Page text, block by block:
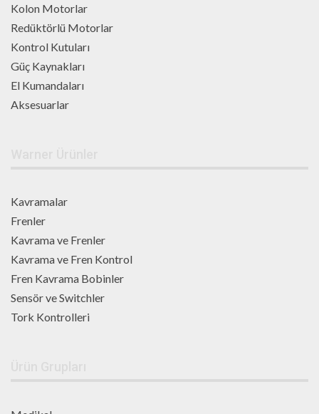
Kolon Motorlar
Redüktörlü Motorlar
Kontrol Kutuları
Güç Kaynakları
El Kumandaları
Aksesuarlar
Kavramalar
Frenler
Kavrama ve Frenler
Kavrama ve Fren Kontrol
Fren Kavrama Bobinler
Sensör ve Switchler
Tork Kontrolleri